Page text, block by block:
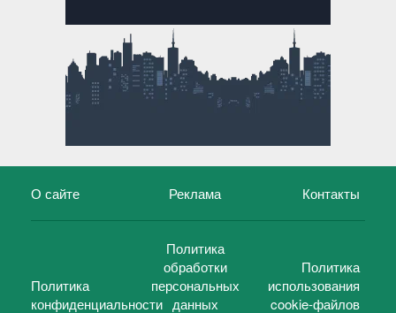
О сайте Реклама Контакты
Политика
конфиденциальности
Политика
обработки
персональных
данных
Политика
использования
cookie-файлов